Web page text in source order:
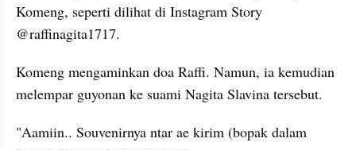
Komeng, seperti dilihat di Instagram Story
@raffinagita1717.
Komeng mengaminkan doa Raffi. Namun, ia kemudian
melempar guyonan ke suami Nagita Slavina tersebut.
"Aamiin.. Souvenirnya ntar ae kirim (bopak dalam